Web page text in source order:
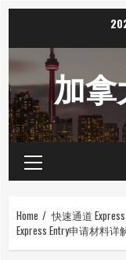
content
加
Primary
Menu
Home
快速通道
Express Entry申请材料